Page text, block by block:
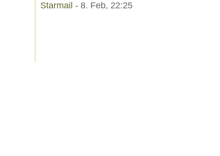
Starmail - 8. Feb, 22:25